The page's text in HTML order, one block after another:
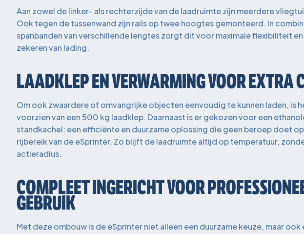
Aan zowel de linker- als rechterzijde van de laadruimte zijn meerdere
Ook tegen de tussenwand zijn rails op twee hoogtes gemonteerd. In
spanbanden van verschillende lengtes zorgt dit voor maximale flexibiliteit
zekeren van lading.
LAADKLEP EN VERWARMING VOOR EXTRA
Om ook zwaardere of omvangrijke objecten eenvoudig te kunnen laden, is
voorzien van een 500 kg laadklep. Daarnaast is er gekozen voor een
standkachel: een efficiënte en duurzame oplossing die geen beroep doet
rijbereik van de eSprinter. Zo blijft de laadruimte altijd op temperatuur,
actieradius.
COMPLEET INGERICHT VOOR
GEBRUIK
Met deze ombouw is de eSprinter niet alleen een duurzame keuze, maar